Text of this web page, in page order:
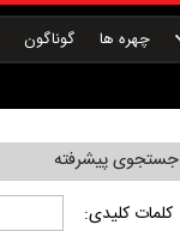
چهره ها گوناگون
جستجوی پیشرفته
کلمات کلیدی: